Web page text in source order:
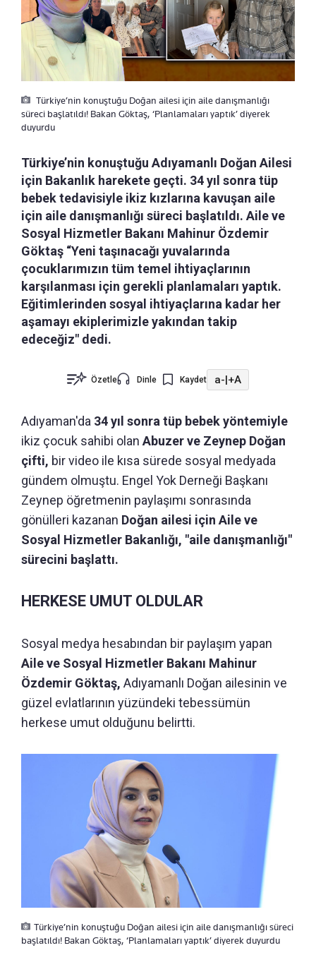
Türkiye’nin konuştuğu Doğan ailesi için aile danışmanlığı
süreci başlatıldı! Bakan Göktaş, ‘Planlamaları yaptık’ diyerek
duyurdu
Türkiye’nin konuştuğu Adıyamanlı Doğan Ailesi
için Bakanlık harekete geçti. 34 yıl sonra tüp
bebek tedavisiyle ikiz kızlarına kavuşan aile
için aile danışmanlığı süreci başlatıldı. Aile ve
Sosyal Hizmetler Bakanı Mahinur Özdemir
Göktaş “Yeni taşınacağı yuvalarında
çocuklarımızın tüm temel ihtiyaçlarının
karşılanması için gerekli planlamaları yaptık.
Eğitimlerinden sosyal ihtiyaçlarına kadar her
aşamayı ekiplerimizle yakından takip
edeceğiz" dedi.
Özetle Dinle Kaydet a-|+A
Adıyaman'da 34 yıl sonra tüp bebek yöntemiyle
ikiz çocuk sahibi olan Abuzer ve Zeynep Doğan
çifti, bir video ile kısa sürede sosyal medyada
gündem olmuştu. Engel Yok Derneği Başkanı
Zeynep öğretmenin paylaşımı sonrasında
gönülleri kazanan Doğan ailesi için Aile ve
Sosyal Hizmetler Bakanlığı, "aile danışmanlığı"
sürecini başlattı.
HERKESE UMUT OLDULAR
Sosyal medya hesabından bir paylaşım yapan
Aile ve Sosyal Hizmetler Bakanı Mahinur
Özdemir Göktaş, Adıyamanlı Doğan ailesinin ve
güzel evlatlarının yüzündeki tebessümün
herkese umut olduğunu belirtti.
Türkiye’nin konuştuğu Doğan ailesi için aile danışmanlığı süreci
başlatıldı! Bakan Göktaş, ‘Planlamaları yaptık’ diyerek duyurdu